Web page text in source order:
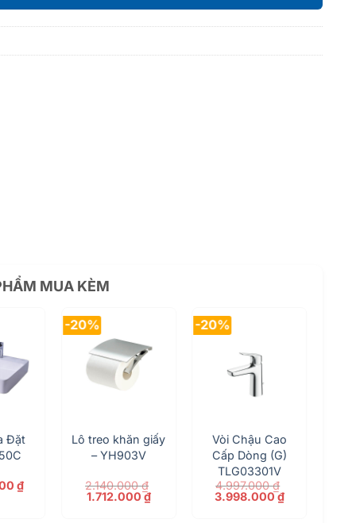
MUA KÈM
Đặt
₫
-20%
Lô treo khăn giấy
– YH903V
2.140.000₫
Giá
1.712.000₫Giá
hiện
-20%
Vòi Chậu Cao
Cấp Dòng (G)
TLG03301V
4.997.000₫
Giá
3.998.000₫Giá
hiện